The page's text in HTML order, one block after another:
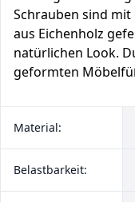
Schrauben sind
aus Eichenholz
natürlichen Look.
geformten
Material:
Belastbarkeit: